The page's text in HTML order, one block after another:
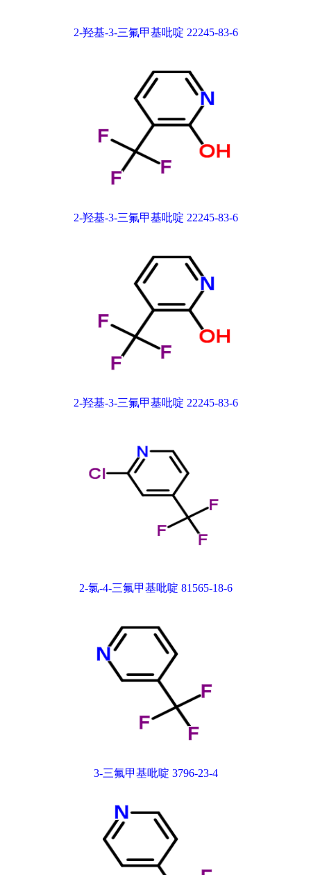
2-羟基-3-三氟甲基吡啶 22245-83-6
2-羟基-3-三氟甲基吡啶 22245-83-6
2-羟基-3-三氟甲基吡啶 22245-83-6
2-氯-4-三氟甲基吡啶 81565-18-6
3-三氟甲基吡啶 3796-23-4